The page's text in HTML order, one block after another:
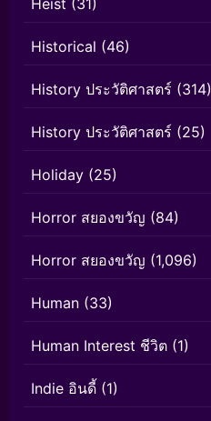
Heist (31)
Historical (46)
History ประวัติศาสตร์ (314)
History ประวัติศาสตร์ (25)
Holiday (25)
Horror สยองขวัญ (84)
Horror สยองขวัญ (1,096)
Human (33)
Human Interest ชีวิต (1)
Indie อินดี้ (1)